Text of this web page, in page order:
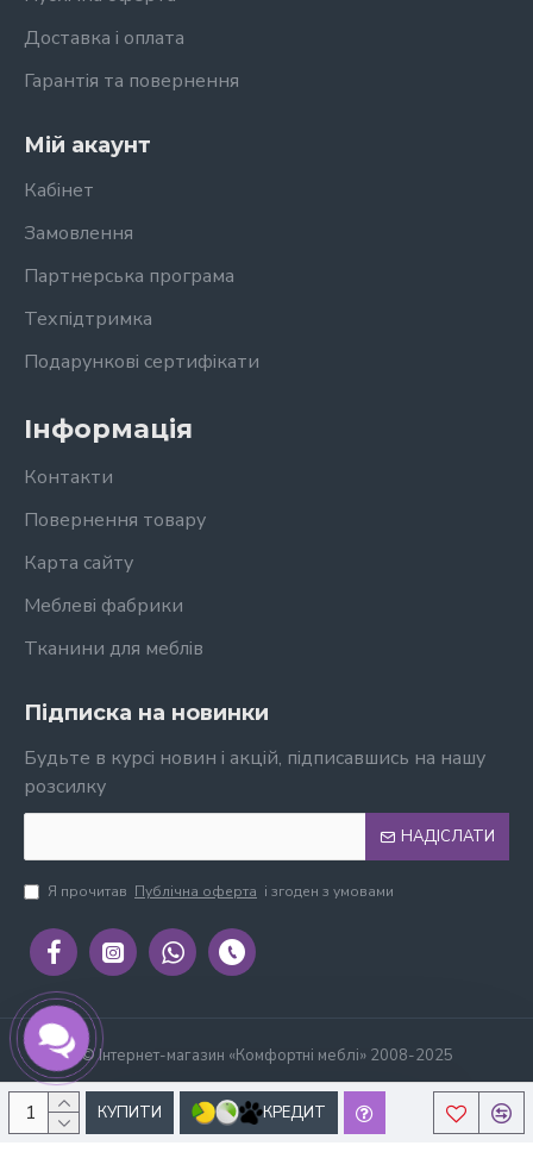
КУПИТИ КРЕДИТ
Доставка і оплата
Гарантія та повернення
Мій акаунт
Кабінет
Замовлення
Партнерська програма
Техпідтримка
Подарункові сертифікати
Інформація
Контакти
Повернення товару
Карта сайту
Меблеві фабрики
Тканини для меблів
Підписка на новинки
Будьте в курсі новин і акцій, підписавшись на нашу
розсилку
НАДІСЛАТИ
Я прочитав Публічна оферта і згоден з умовами
© Інтернет-магазин «Комфортні меблі» 2008-2025